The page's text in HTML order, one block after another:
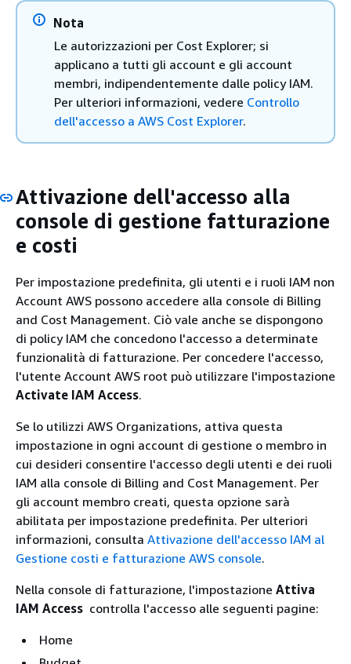
Nota
Le autorizzazioni per Cost Explorer; si
applicano a tutti gli account e gli account
membri, indipendentemente dalle policy IAM.
Per ulteriori informazioni, vedere Controllo
dell'accesso a AWS Cost Explorer.
Attivazione dell'accesso alla
console di gestione fatturazione
e costi
Per impostazione predefinita, gli utenti e i ruoli IAM non
Account AWS possono accedere alla console di Billing
and Cost Management. Ciò vale anche se dispongono
di policy IAM che concedono l'accesso a determinate
funzionalità di fatturazione. Per concedere l'accesso,
l'utente Account AWS root può utilizzare l'impostazione
Activate IAM Access.
Se lo utilizzi AWS Organizations, attiva questa
impostazione in ogni account di gestione o membro in
cui desideri consentire l'accesso degli utenti e dei ruoli
IAM alla console di Billing and Cost Management. Per
gli account membro creati, questa opzione sarà
abilitata per impostazione predefinita. Per ulteriori
informazioni, consulta Attivazione dell'accesso IAM al
Gestione costi e fatturazione AWS console.
Nella console di fatturazione, l'impostazione Attiva
IAM Access controlla l'accesso alle seguenti pagine:
Home